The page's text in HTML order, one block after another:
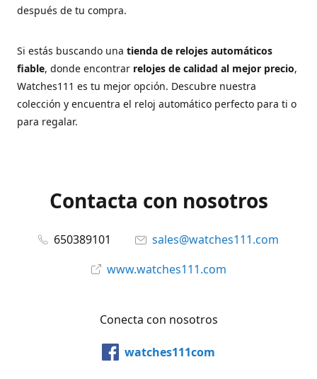
después de tu compra.
Si estás buscando una tienda de relojes automáticos
fiable, donde encontrar relojes de calidad al mejor precio,
Watches111 es tu mejor opción. Descubre nuestra
colección y encuentra el reloj automático perfecto para ti o
para regalar.
Contacta con nosotros
650389101
sales@watches111.com
www.watches111.com
Conecta con nosotros
watches111com